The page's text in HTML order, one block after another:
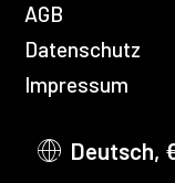
AGB
Datenschutz
Impressum